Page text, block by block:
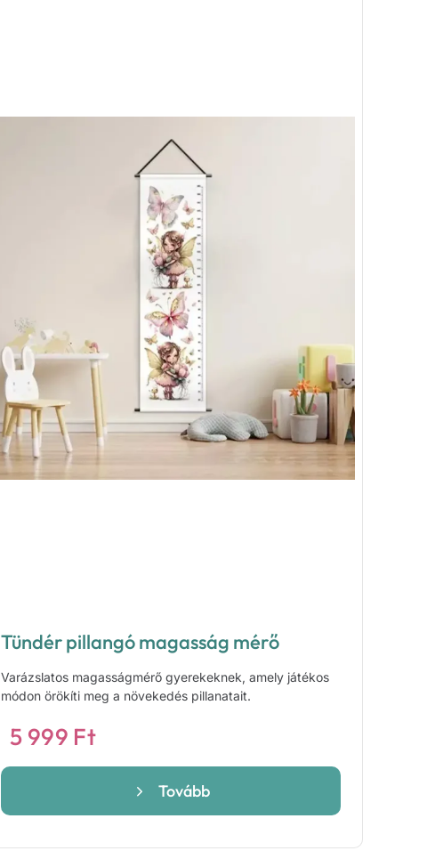
Tündér pillangó magasság mérő
Varázslatos magasságmérő gyerekeknek, amely játékos
módon örökíti meg a növekedés pillanatait.
5 999 Ft
Tovább